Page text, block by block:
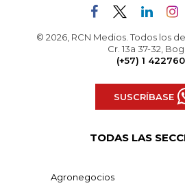
© 2026, RCN Medios. Todos los
Cr. 13a 37-32,
(+57) 1
SUSCRÍBASE
TODAS LAS
Agronegocios